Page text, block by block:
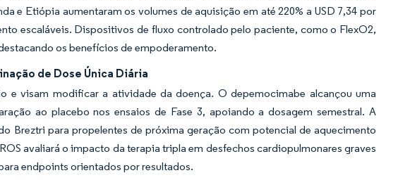
e Etiópia aumentaram os volumes de aquisição em até 220% a USD 7,34 por
escaláveis. Dispositivos de fluxo controlado pelo paciente, como o FlexO2,
os benefícios de empoderamento.
de Dose Única Diária
e visam modificar a atividade da doença. O depemocimabe alcançou uma
ao placebo nos ensaios de Fase 3, apoiando a dosagem semestral. A
Breztri para propelentes de próxima geração com potencial de aquecimento
avaliará o impacto da terapia tripla em desfechos cardiopulmonares graves
endpoints orientados por resultados.